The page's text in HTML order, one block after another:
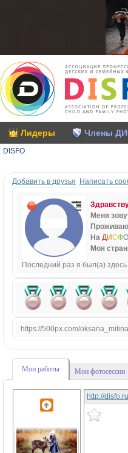
Лидеры Члены
DISFO
Добавить в друзья Написать
Меня
На ДИСФО
Моя
Последний раз я был(а) здесь
https://500px.com/oksana_mitina
Мои работы Мои фотосессии
http://